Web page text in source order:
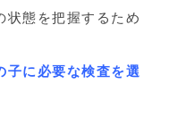
状態を把握するため
子に必要な検査を選